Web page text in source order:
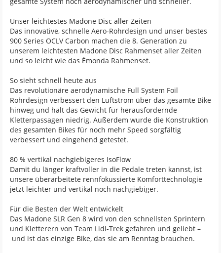
Unser leichtestes Madone Disc aller Zeiten
Das innovative, schnelle Aero-Rohrdesign und unser bestes
900 Series OCLV Carbon machen die 8. Generation zu
unserem leichtesten Madone Disc Rahmenset aller Zeiten
und so leicht wie das Émonda Rahmenset.
So sieht schnell heute aus
Das revolutionäre aerodynamische Full System Foil
Rohrdesign verbessert den Luftstrom über das gesamte Bike
hinweg und hält das Gewicht für herausfordernde
Kletterpassagen niedrig. Außerdem wurde die Konstruktion
des gesamten Bikes für noch mehr Speed sorgfältig
verbessert und eingehend getestet.
80 % vertikal nachgiebigeres IsoFlow
Damit du länger kraftvoller in die Pedale treten kannst, ist
unsere überarbeitete rennfokussierte Komforttechnologie
jetzt leichter und vertikal noch nachgiebiger.
Für die Besten der Welt entwickelt
Das Madone SLR Gen 8 wird von den schnellsten Sprintern
und Kletterern von Team Lidl-Trek gefahren und geliebt –
und ist das einzige Bike, das sie am Renntag brauchen.